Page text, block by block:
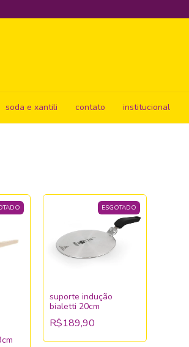
soda e xantili contato institucional
ESGOTADO
suporte indução
bialetti 20cm
R$189,90